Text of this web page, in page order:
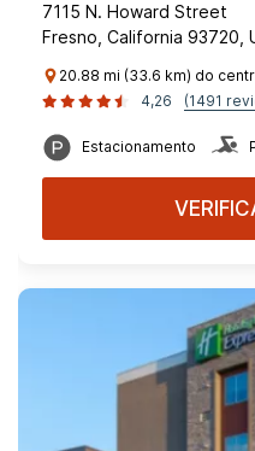
7115 N. Howard Street
Fresno, California 93720,
20.88 mi (33.6 km) do
4,26
(1491
Estacionamento